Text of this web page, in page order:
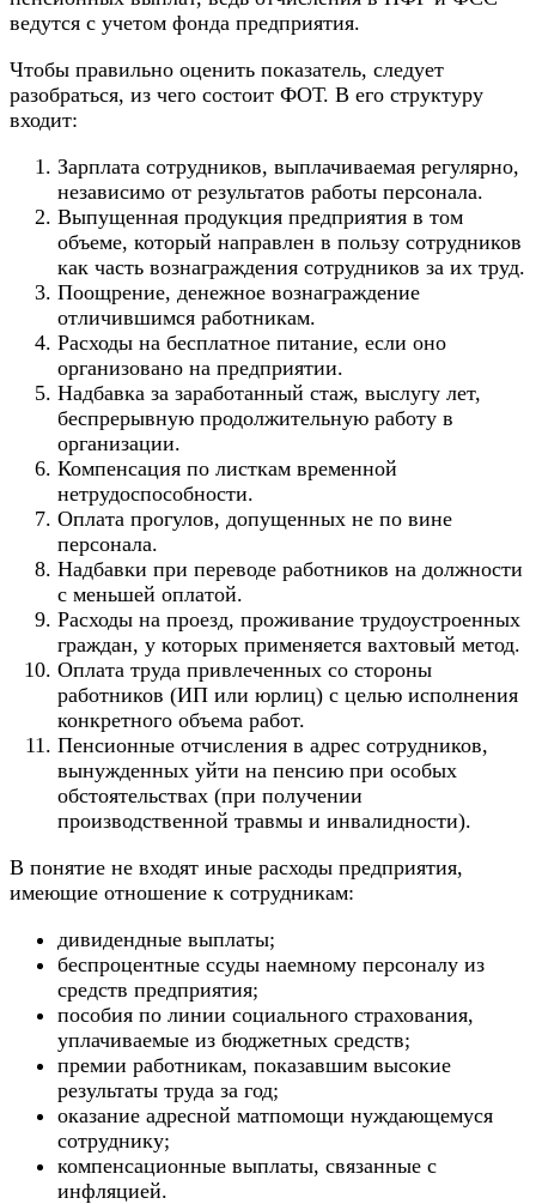
ведутся с учетом фонда предприятия.
Чтобы правильно оценить показатель, следует
разобраться, из чего состоит ФОТ. В его структуру
входит:
Зарплата сотрудников, выплачиваемая регулярно,
независимо от результатов работы персонала.
Выпущенная продукция предприятия в том
объеме, который направлен в пользу сотрудников
как часть вознаграждения сотрудников за их труд.
Поощрение, денежное вознаграждение
отличившимся работникам.
Расходы на бесплатное питание, если оно
организовано на предприятии.
Надбавка за заработанный стаж, выслугу лет,
беспрерывную продолжительную работу в
организации.
Компенсация по листкам временной
нетрудоспособности.
Оплата прогулов, допущенных не по вине
персонала.
Надбавки при переводе работников на должности
с меньшей оплатой.
Расходы на проезд, проживание трудоустроенных
граждан, у которых применяется вахтовый метод.
Оплата труда привлеченных со стороны
работников (ИП или юрлиц) с целью исполнения
конкретного объема работ.
Пенсионные отчисления в адрес сотрудников,
вынужденных уйти на пенсию при особых
обстоятельствах (при получении
производственной травмы и инвалидности).
В понятие не входят иные расходы предприятия,
имеющие отношение к сотрудникам:
дивидендные выплаты;
беспроцентные ссуды наемному персоналу из
средств предприятия;
пособия по линии социального страхования,
уплачиваемые из бюджетных средств;
премии работникам, показавшим высокие
результаты труда за год;
оказание адресной матпомощи нуждающемуся
сотруднику;
компенсационные выплаты, связанные с
инфляцией.